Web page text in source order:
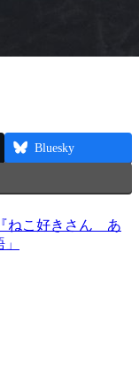
Bluesky
ねこ好きさん あ